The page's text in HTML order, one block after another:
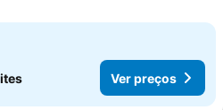
Ver preços